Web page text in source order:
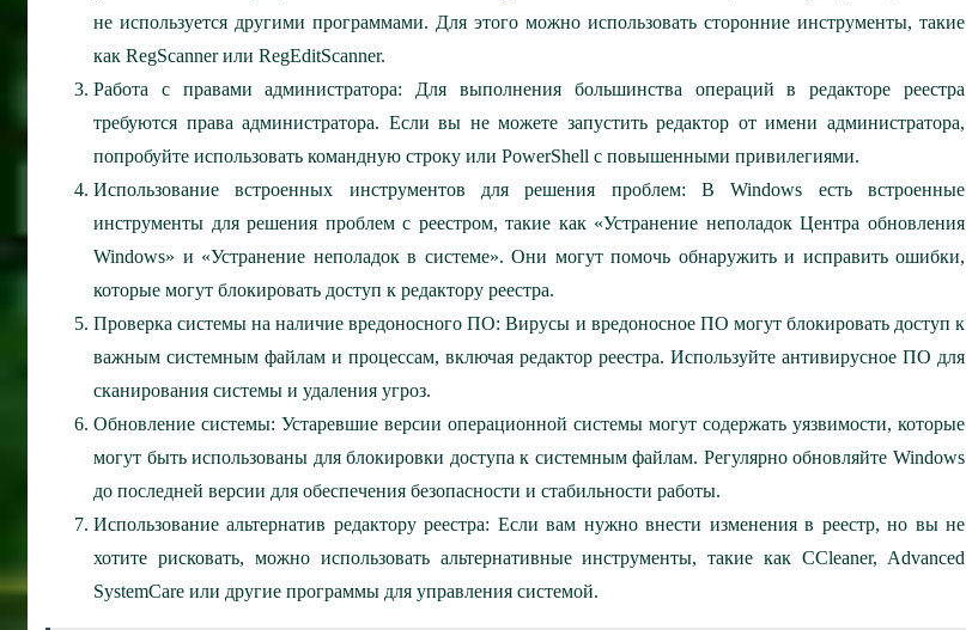
не используется другими программами. Для этого можно использовать сторонние инструменты, такие
как RegScanner или RegEditScanner.
Работа с правами администратора: Для выполнения большинства операций в редакторе реестра
требуются права администратора. Если вы не можете запустить редактор от имени администратора,
попробуйте использовать командную строку или PowerShell с повышенными привилегиями.
Использование встроенных инструментов для решения проблем: В Windows есть встроенные
инструменты для решения проблем с реестром, такие как «Устранение неполадок Центра обновления
Windows» и «Устранение неполадок в системе». Они могут помочь обнаружить и исправить ошибки,
которые могут блокировать доступ к редактору реестра.
Проверка системы на наличие вредоносного ПО: Вирусы и вредоносное ПО могут блокировать доступ к
важным системным файлам и процессам, включая редактор реестра. Используйте антивирусное ПО для
сканирования системы и удаления угроз.
Обновление системы: Устаревшие версии операционной системы могут содержать уязвимости, которые
могут быть использованы для блокировки доступа к системным файлам. Регулярно обновляйте Windows
до последней версии для обеспечения безопасности и стабильности работы.
Использование альтернатив редактору реестра: Если вам нужно внести изменения в реестр, но вы не
хотите рисковать, можно использовать альтернативные инструменты, такие как CCleaner, Advanced
SystemCare или другие программы для управления системой.